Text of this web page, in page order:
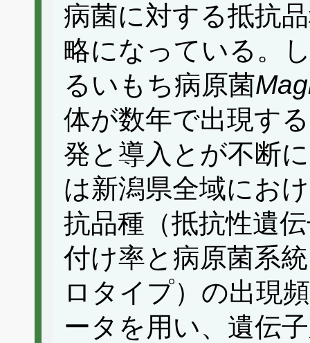
病菌に対する抵抗
略になっている。
るいもち病原菌
体が数年で出現す
発と導入とが不断
は新潟県全域にお
抗品種（抵抗性遺
付け率と病原菌系
ロタイプ）の出現
ータを用い、遺伝